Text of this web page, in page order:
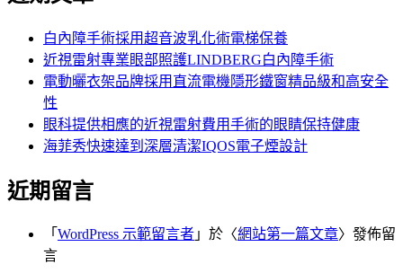
白內障手術採用超音波乳化術電梯保養
近視雷射專業眼部照護LINDBERG白內障手術
電動曬衣架品牌採用直流電機隱形鐵窗精品級和高安全
性
眼科提供相應的近視雷射費用手術的眼睛保持健康
海菲秀快速達到深層清潔IQOS電子煙設計
近期留言
「 WordPress 示範留言者 」於〈網站第一篇文章〉發佈留
言